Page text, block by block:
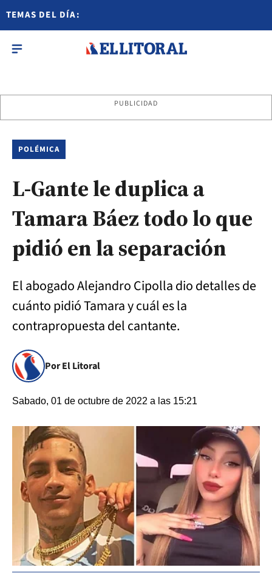
TEMAS DEL DÍA:
PUBLICIDAD
POLÉMICA
L-Gante le duplica a
Tamara Báez todo lo que
pidió en la separación
El abogado Alejandro Cipolla dio detalles de
cuánto pidió Tamara y cuál es la
contrapropuesta del cantante.
Por El Litoral
Sabado, 01 de octubre de 2022 a las 15:21